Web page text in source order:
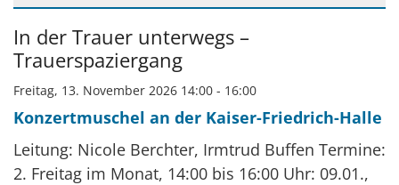
Datum: 13. November 2026
In der Trauer unterwegs –
Trauerspaziergang
Freitag, 13. November 2026 14:00 - 16:00
Konzertmuschel an der Kaiser-Friedrich-Halle
Leitung: Nicole Berchter, Irmtrud Buffen Termine:
2. Freitag im Monat, 14:00 bis 16:00 Uhr: 09.01.,